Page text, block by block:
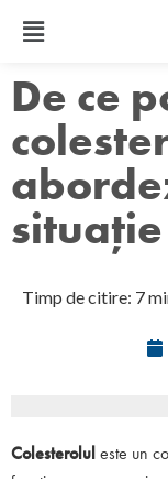
De ce
situație
Timp de citire: 7
Colesterolul este un